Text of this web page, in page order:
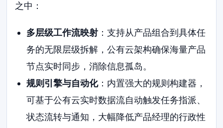
之中：
多层级工作流映射：支持从产品组合到具体任
务的无限层级拆解，公有云架构确保海量产品
节点实时同步，消除信息孤岛。
规则引擎与自动化：内置强大的规则构建器，
可基于公有云实时数据流自动触发任务指派、
状态流转与通知，大幅降低产品经理的行政性